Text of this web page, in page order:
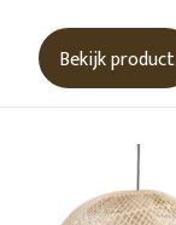
Bekijk product